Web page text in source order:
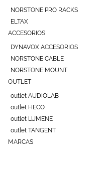
NORSTONE PRO RACKS
ELTAX
ACCESORIOS
DYNAVOX ACCESORIOS
NORSTONE CABLE
NORSTONE MOUNT
OUTLET
outlet AUDIOLAB
outlet HECO
outlet LUMENE
outlet TANGENT
MARCAS